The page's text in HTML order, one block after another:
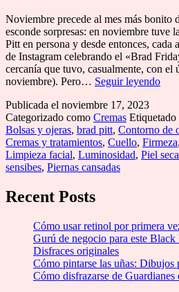
Noviembre precede al mes más bonito
esconde sorpresas: en noviembre tuve
Pitt en persona y desde entonces, cada
de Instagram celebrando el «Brad
cercanía que tuvo, casualmente, con el
noviembre). Pero… Seguir leyendo
la
de
Publicada el noviembre 17, 2023
Categorizado como Cremas Etiquetado
Bolsas y ojeras, brad pitt, Contorno de
Cremas y tratamientos, Cuello, Firmeza,
Limpieza facial, Luminosidad, Piel seca
sensibes, Piernas cansadas
Recent Posts
Cómo usar retinol por primera
Gurú de negocio para este Black
Disfraces originales
Cómo pintarse las uñas: Dibujos
Cómo disfrazarse de